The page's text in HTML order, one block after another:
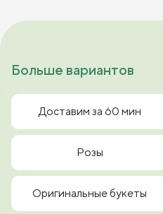
Больше вариантов
Доставим за 60 мин
Розы
Оригинальные букеты